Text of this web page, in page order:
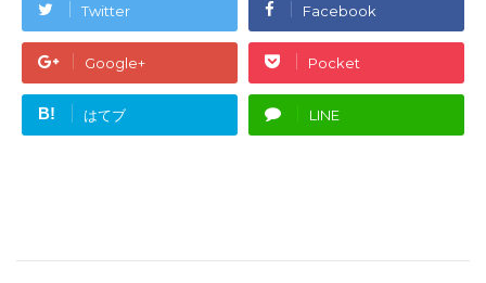
Twitter Facebook
Google+ Pocket
B! はてブ LINE